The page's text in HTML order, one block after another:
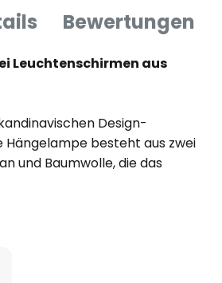
Bewertungen
Leuchtenschirmen aus
Design-
Hängelampe besteht aus zwei
und Baumwolle, die das
typische Lochmuster
ist größtenteils in Beige